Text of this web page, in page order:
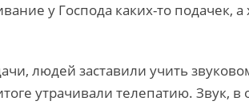
у Господа каких-то подачек,
людей заставили учить
утрачивали телепатию. Звук, в